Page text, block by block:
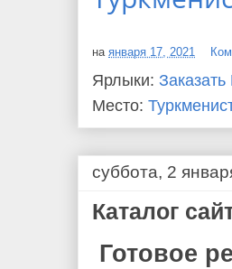
на января 17, 2021
Ярлыки:
Место:
суббота, 2
Каталог
Готовое